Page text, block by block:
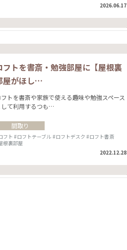
2026.06.17
フトを書斎・勉強部屋に【屋根裏
屋がほし…
フトを書斎や家族で使える趣味や勉強スペース
して利用するつも…
間取り
フト #ロフトテーブル #ロフトデスク #ロフト書斎
根裏部屋
2022.12.28